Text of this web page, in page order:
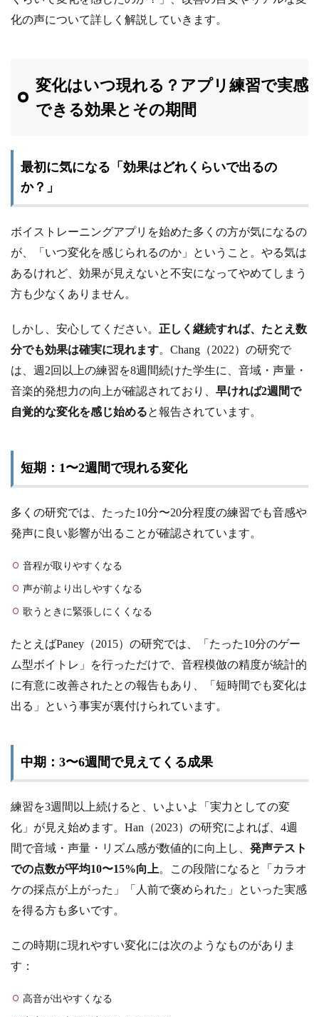
化の声について詳しく解説していきます。
変化はいつ現れる？アプリ練習で実感
できる効果とその期間
最初に気になる「効果はどれくらいで出るの
か？」
ボイストレーニングアプリを始めた多くの方が気になるの
が、「いつ変化を感じられるのか」ということ。やる気は
あるけれど、効果が見えないと不安になってやめてしまう
方も少なくありません。
しかし、安心してください。 正しく継続すれば、たとえ数
分でも効果は確実に現れます。Chang（2022）の研究で
は、週2回以上の練習を8週間続けた学生に、音域・声量・
音楽的発想力の向上が確認されており、 早ければ2週間で
自覚的な変化を感じ始めると報告されています。
短期：1〜2週間で現れる変化
多くの研究では、たった10分〜20分程度の練習でも音感や
発声に良い影響が出ることが確認されています。
音程が取りやすくなる
声が前より出しやすくなる
歌うときに緊張しにくくなる
たとえばPaney（2015）の研究では、「たった10分のゲー
ム型ボイトレ」を行っただけで、音程模倣の精度が統計的
に有意に改善されたとの報告もあり、「短時間でも変化は
出る」という事実が裏付けられています。
中期：3〜6週間で見えてくる成果
練習を3週間以上続けると、いよいよ「実力としての変
化」が見え始めます。Han（2023）の研究によれば、4週
間で音域・声量・リズム感が数値的に向上し、 発声テスト
での点数が平均10〜15%向上。この段階になると「カラオ
ケの採点が上がった」「人前で褒められた」といった実感
を得る方も多いです。
この時期に現れやすい変化には次のようなものがありま
す：
高音が出やすくなる